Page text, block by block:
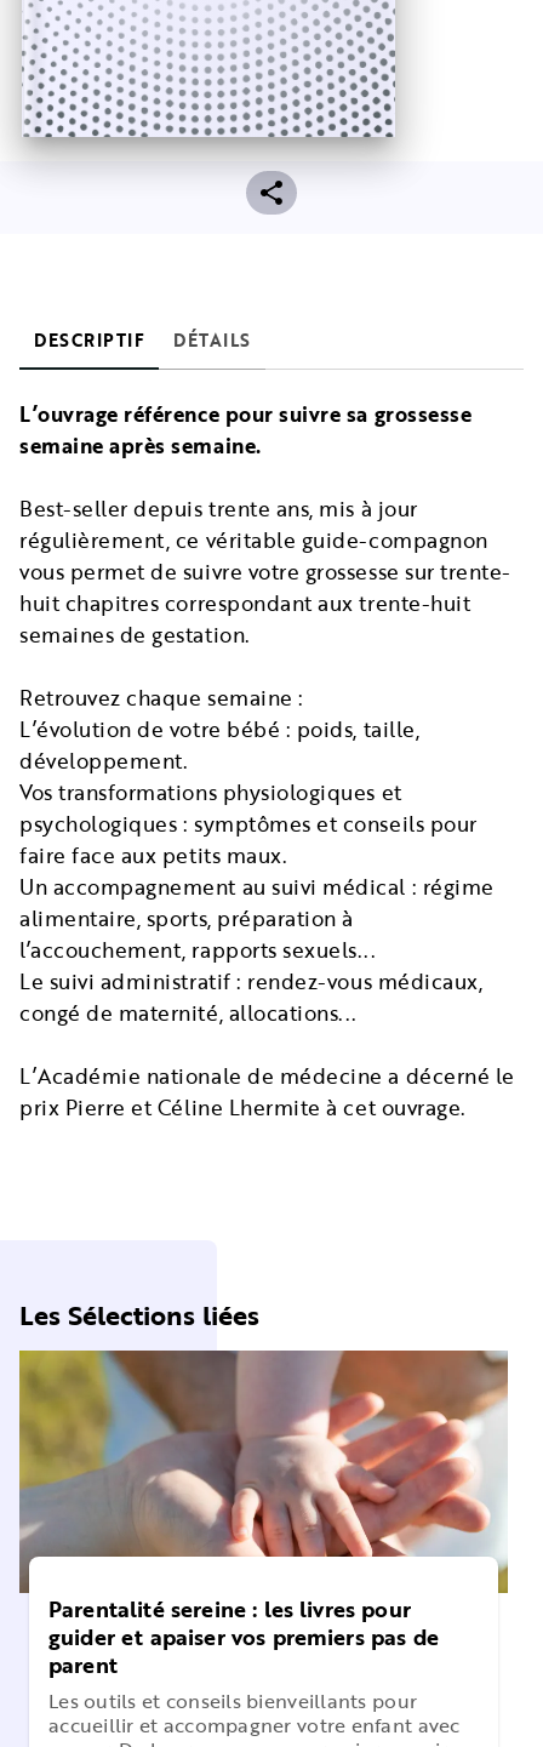
DESCRIPTIF DÉTAILS
L’ouvrage référence pour suivre sa grossesse
semaine après semaine.
Best-seller depuis trente ans, mis à jour
régulièrement, ce véritable guide-compagnon
vous permet de suivre votre grossesse sur trente-
huit chapitres correspondant aux trente-huit
semaines de gestation.
Retrouvez chaque semaine :
L’évolution de votre bébé : poids, taille,
développement.
Vos transformations physiologiques et
psychologiques : symptômes et conseils pour
faire face aux petits maux.
Un accompagnement au suivi médical : régime
alimentaire, sports, préparation à
l’accouchement, rapports sexuels...
Le suivi administratif : rendez-vous médicaux,
congé de maternité, allocations...
L’Académie nationale de médecine a décerné le
prix Pierre et Céline Lhermite à cet ouvrage.
Les Sélections liées
Parentalité sereine : les livres pour
guider et apaiser vos premiers pas de
parent
Les outils et conseils bienveillants pour
accueillir et accompagner votre enfant avec